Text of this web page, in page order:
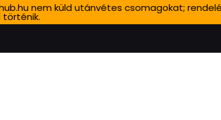
nem küld utánvétes csomagokat;
történik.